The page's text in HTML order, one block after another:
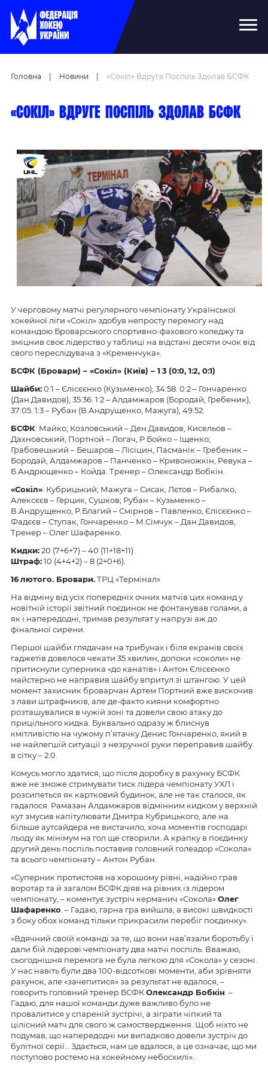
Головна Новини «Сокіл» Вдруге Поспіль Здолав БСФК
«Сокіл» вдруге поспіль здолав БСФК
У черговому матчі регулярного чемпіонату Української
хокейної ліги «Сокіл» здобув непросту перемогу над
командою Броварського спортивно-фахового коледжу та
зміцнив своє лідерство у таблиці на відстані десяти очок від
свого переслідувача з «Кременчука».
БСФК (Бровари) – «Сокіл» (Київ) – 1:3 (0:0, 1:2, 0:1)
Шайби:0:1 –Єлісєєнко (Кузьменко), 34:58. 0:2– Гончаренко
(Дан.Давидов), 35:36. 1:2 – Алдамжаров (Бородай, Гребеник),
37:05. 1:3– Рубан (В.Андрущенко, Мажуга), 49:52.
БСФК: Майко; Козловський – Ден.Давидов, Кисельов –
Дахновський, Портной –Логач, Р.Бойко – Іщенко;
Грабовецький – Бешаров – Лісіцин, Пасманік – Гребеник –
Бородай, Алдамжаров – Панченко – Кривоножкін, Ревука –
Б.Андрющенко – Койда. Тренер – Олександр Бобкін.
«Сокіл»: Кубрицький; Мажуга – Сисак, Лєтов – Рибалко,
Алексєєв – Герцик, Сушков; Рубан – Кузьменко –
В.Андрущенко, Р.Благий – Смірнов – Павленко, Єлісєєнко –
Фадєєв – Ступак, Гончаренко – М.Сімчук – Дан.Давидов,
Тренер – Олег Шафаренко.
Кидки:20 (7+6+7) – 40 (11+18+11).
Штраф:10 (4+4+2) –8 (2+0+6).
16лютого. Бровари.ТРЦ «Термінал»
На відміну від усіх попередніх очних матчів цих команд у
новітній історії звітний поєдинок не фонтанував голами, а
як і напередодні, тримав результат у напрузі аж до
фінальної сирени.
Першої шайби глядачам на трибунах і біля екранів своїх
гаджетів довелося чекати 35 хвилин, допоки «соколи» не
притиснули суперника «до канатів» і Антон Єлісєєнко
майстерно не направив шайбу впритул зі штангою. У цей
момент захисник броварчан Артем Портний вже вискочив
з лави штрафників, але де-факто кияни комфортно
розташувалися в чужій зоні та довели свою атаку до
прицільного кидка. Буквально одразу ж блиснув
кмітливістю на чужому п’ятачку Денис Гончаренко, який в
не найлегшій ситуації з незручної руки переправив шайбу
в сітку – 2:0.
Комусь могло здатися, що після доробку в рахунку БСФК
вже не зможе стримувати тиск лідера чемпіонату УХЛ і
розсипеться як картковий будинок, але не так сталося, як
гадалося. Рамазан Алдамжаров відмінним кидком у верхній
кут змусив капітулювати Дмитра Кубрицького, але на
більше аутсайдера не вистачило, хоча моментів господарі
льоду як мінімум на гол ществорили. А крапку в поєдинку
другий день поспіль поставив головний голеадор «Сокола»
та всього чемпіонату – Антон Рубан.
«Суперник протистояв на хорошому рівні, надійно грав
воротар та й загалом БСФК діяв на рівних із лідером
чемпіонату, – коментує зустріч керманич «Сокола»Олег
Шафаренко. – Гадаю, гарна гра вийшла, а високі швидкості
з боку обох командтільки прикрасили перебіг поєдинку».
«Вдячний своїй команді за те, що вони нав’язали боротьбу і
дали бій лідерові чемпіонату два матчі поспіль. Вважаю,
сьогоднішня перемога не була легкою для «Сокола» у сезоні.
У нас навіть були два 100-відсоткові моменти, аби зрівняти
рахунок, але «зачепитися» за результат не вдалося, –
говорить головний тренер БСФКОлександр Бобкін. –
Гадаю, для нашої команди дуже важливо було не
провалитися у спареній зустрічі, а зіграти чіпкий та
цілісний матч для свого ж самоствердження. Щоб ніхто не
подумав, що напередодні ми випадково довели зустріч до
булітної серії…Здається, нам це вдалося, а це означає, що ми
поступово ростемо на хокейному небосхилі».